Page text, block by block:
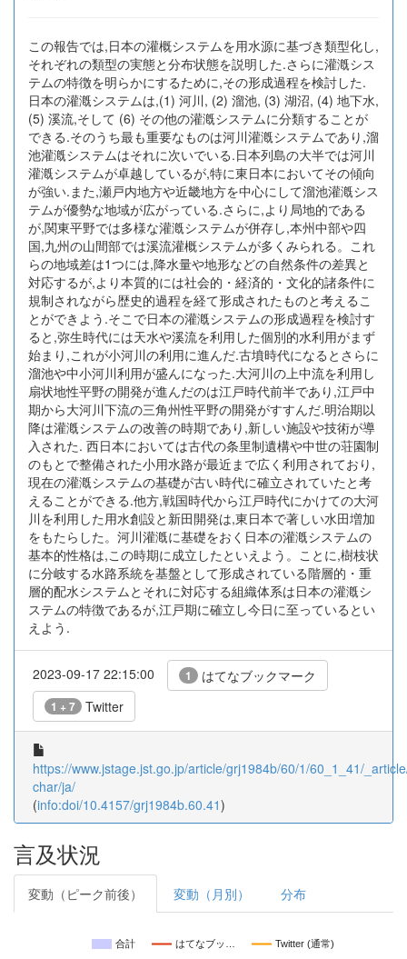
この報告では,日本の灌概システムを用水源に基づき類型化し,
それぞれの類型の実態と分布状態を説明した.さらに灌漑シス
テムの特徴を明らかにするために,その形成過程を検討した.
日本の灌漑システムは,(1) 河川, (2) 溜池, (3) 湖沼, (4) 地下水,
(5) 溪流,そして (6) その他の灌漑システムに分類することが
できる.そのうち最も重要なものは河川灌漑システムであり,溜
池灌漑システムはそれに次いでいる.日本列島の大半では河川
灌漑システムが卓越しているが,特に東日本においてその傾向
が強い.また,瀬戸内地方や近畿地方を中心にして溜池灌漑シス
テムが優勢な地域が広がっている.さらに,より局地的である
が,関東平野では多様な灌漑システムが併存し,本州中部や四
国,九州の山間部では溪流灌概システムが多くみられる。これ
らの地域差は1つには,降水量や地形などの自然条件の差異と
対応するが,より本質的には社会的・経済的・文化的諸条件に
規制されながら歴史的過程を経て形成されたものと考えるこ
とができよう.そこで日本の灌漑システムの形成過程を検討す
ると,弥生時代には天水や溪流を利用した個別的水利用がまず
始まり,これが小河川の利用に進んだ.古墳時代になるとさらに
溜池や中小河川利用が盛んになった.大河川の上中流を利用し
扇状地性平野の開発が進んだのは江戸時代前半であり,江戸中
期から大河川下流の三角州性平野の開発がすすんだ.明治期以
降は灌漑システムの改善の時期であり,新しい施設や技術が導
入された. 西日本においては古代の条里制遺構や中世の荘園制
のもとで整備された小用水路が最近まで広く利用されており,
現在の灌漑システムの基礎が古い時代に確立されていたと考
えることができる.他方,戦国時代から江戸時代にかけての大河
川を利用した用水創設と新田開発は,東日本で著しい水田増加
をもたらした。河川灌漑に基礎をおく日本の灌漑システムの
基本的性格は,この時期に成立したといえよう。ことに,樹枝状
に分岐する水路系統を基盤として形成されている階層的・重
層的配水システムとそれに対応する組織体系は日本の灌漑シ
ステムの特徴であるが,江戸期に確立し今日に至っているとい
えよう.
2023-09-17 22:15:00 1 はてなブックマーク
1 + 7 Twitter
https://www.jstage.jst.go.jp/article/grj1984b/60/1/60_1_41/
char/ja/
(info:doi/10.4157/grj1984b.60.41)
言及状況
変動（ピーク前後） 変動（月別） 分布
合計 はてなブッ… Twitter (通常)